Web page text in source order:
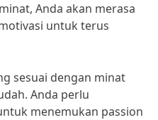
Anda akan merasa
untuk terus
sesuai dengan minat
Anda perlu
menemukan passion